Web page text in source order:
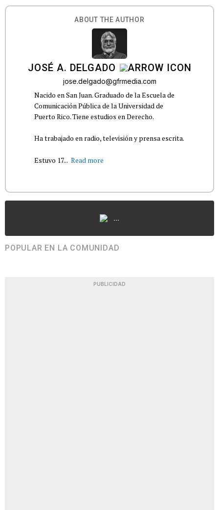
ABOUT THE AUTHOR
JOSÉ A. DELGADO
jose.delgado@gfrmedia.com
Nacido en San Juan. Graduado de la Escuela de
Comunicación Pública de la Universidad de
Puerto Rico. Tiene estudios en Derecho.
Ha trabajado en radio, televisión y prensa escrita.
Estuvo 17... Read more
...
POPULAR EN LA COMUNIDAD
PUBLICIDAD